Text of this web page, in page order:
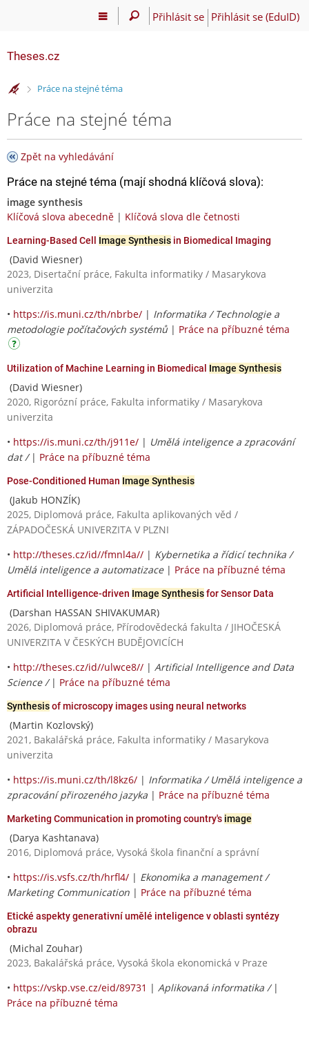
Přihlásit se Přihlásit se (EduID)
Theses.cz
>Práce na stejné téma
Práce na stejné téma
Zpět na vyhledávání
Práce na stejné téma (mají shodná klíčová slova):
image synthesis
Klíčová slova abecedně | Klíčová slova dle četnosti
Learning-Based Cell Image Synthesis in Biomedical Imaging
(David Wiesner)
2023, Disertační práce, Fakulta informatiky / Masarykova
univerzita
• https://is.muni.cz/th/nbrbe/ | Informatika / Technologie a
metodologie počítačových systémů | Práce na příbuzné téma
Utilization of Machine Learning in Biomedical Image Synthesis
(David Wiesner)
2020, Rigorózní práce, Fakulta informatiky / Masarykova
univerzita
• https://is.muni.cz/th/j911e/ | Umělá inteligence a zpracování
dat / | Práce na příbuzné téma
Pose-Conditioned Human Image Synthesis
(Jakub HONZÍK)
2025, Diplomová práce, Fakulta aplikovaných věd /
ZÁPADOČESKÁ UNIVERZITA V PLZNI
• http://theses.cz/id//fmnl4a// | Kybernetika a řídicí technika /
Umělá inteligence a automatizace| Práce na příbuzné téma
Artificial Intelligence-driven Image Synthesisfor Sensor Data
(Darshan HASSAN SHIVAKUMAR)
2026, Diplomová práce, Přírodovědecká fakulta / JIHOČESKÁ
UNIVERZITA V ČESKÝCH BUDĚJOVICÍCH
• http://theses.cz/id//ulwce8// | Artificial Intelligence and Data
Science / | Práce na příbuzné téma
Synthesisof microscopy images using neural networks
(Martin Kozlovský)
2021, Bakalářská práce, Fakulta informatiky / Masarykova
univerzita
• https://is.muni.cz/th/l8kz6/ | Informatika / Umělá inteligence a
zpracování přirozeného jazyka | Práce na příbuzné téma
Marketing Communication in promoting country's image
(Darya Kashtanava)
2016, Diplomová práce, Vysoká škola finanční a správní
• https://is.vsfs.cz/th/hrfl4/ | Ekonomika a management /
Marketing Communication | Práce na příbuzné téma
Etické aspekty generativní umělé inteligence v oblasti syntézy
obrazu
(Michal Zouhar)
2023, Bakalářská práce, Vysoká škola ekonomická v Praze
• https://vskp.vse.cz/eid/89731 | Aplikovaná informatika / |
Práce na příbuzné téma